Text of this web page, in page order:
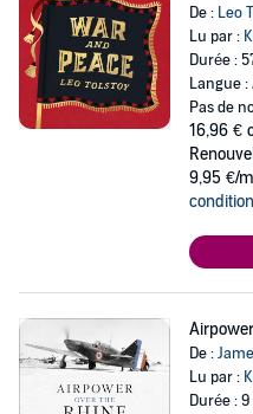
De : Leo
Lu par :
Durée :
Langue :
Pas de
16,96 €
9,95 €/
De :
Lu par :
Durée :